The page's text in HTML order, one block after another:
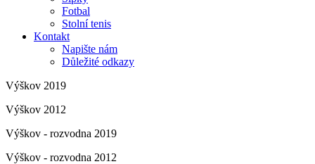
Fotbal
Stolní tenis
Kontakt
Napište nám
Důležité odkazy
Výškov 2019
Výškov 2012
Výškov - rozvodna 2019
Výškov - rozvodna 2012